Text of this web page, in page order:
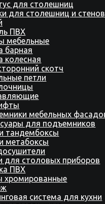
для столешниц
для столешниц и
ПВХ
мебельные
барная
колесная
скотч
петли
мебельных
для подъемников
тандембоксы
метабоксы
для столовых приборов
ПВХ
хромированные
система для кухни